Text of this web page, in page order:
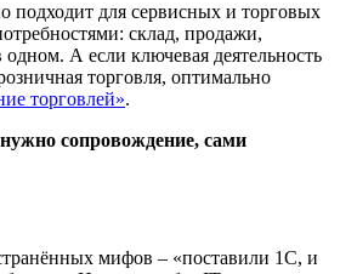
подходит для сервисных и торговых
склад, продажи,
А если ключевая деятельность
торговля, оптимально
торговлей».
сопровождение, сами
мифов – «поставили 1С, и